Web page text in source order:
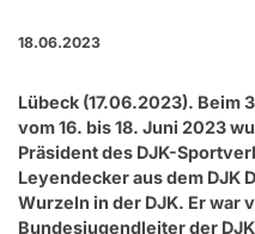
18.06.2023
Lübeck (17.06.2023). Beim
vom 16. bis 18. Juni 2023
Präsident des DJK-
Leyendecker aus dem DJK
Wurzeln in der DJK. Er war
Bundesjugendleiter der